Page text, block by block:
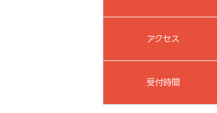
アクセス
受付時間